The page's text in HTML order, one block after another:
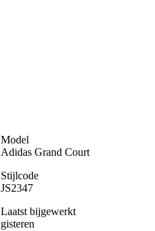
Model
Adidas Grand Court
Stijlcode
JS2347
Laatst bijgewerkt
gisteren